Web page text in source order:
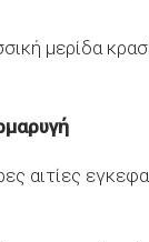
μερίδα κρασί
αιτίες